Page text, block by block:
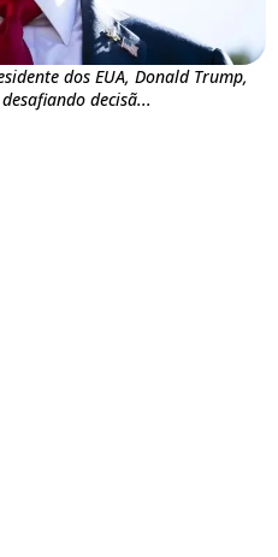
dos EUA, Donald Trump,
decisã...